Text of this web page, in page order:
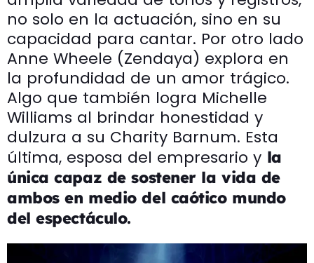
no solo en la actuación, sino en su
capacidad para cantar. Por otro lado
Anne Wheele (Zendaya) explora en
la profundidad de un amor trágico.
Algo que también logra Michelle
Williams al brindar honestidad y
dulzura a su Charity Barnum. Esta
última, esposa del empresario y la
única capaz de sostener la vida de
ambos en medio del caótico mundo
del espectáculo.